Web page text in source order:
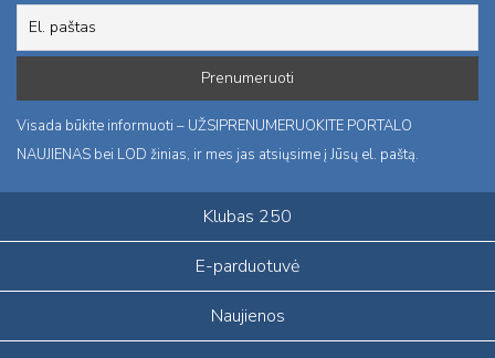
Visada būkite informuoti – UŽSIPRENUMERUOKITE PORTALO
NAUJIENAS bei LOD žinias, ir mes jas atsiųsime į Jūsų el. paštą.
Klubas 250
E-parduotuvė
Naujienos